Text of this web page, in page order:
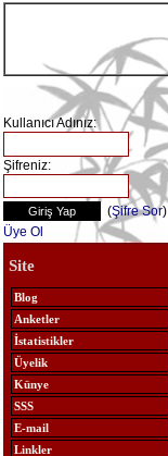
Kullanıcı Adınız:
Şifreniz:
(Şifre Sor)
Üye Ol
Site
Blog
Anketler
İstatistikler
Üyelik
Künye
SSS
E-mail
Linkler